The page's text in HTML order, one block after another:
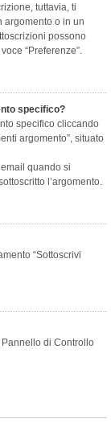
tuttavia, ti
argomento o in un
possono
“Preferenze”.
specifico?
specifico cliccando
argomento”, situato
quando si
l’argomento.
“Sottoscrivi
di Controllo